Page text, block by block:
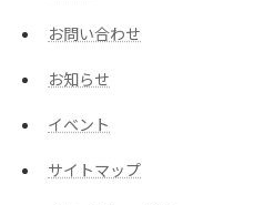
お問い合わせ
お知らせ
イベント
サイトマップ